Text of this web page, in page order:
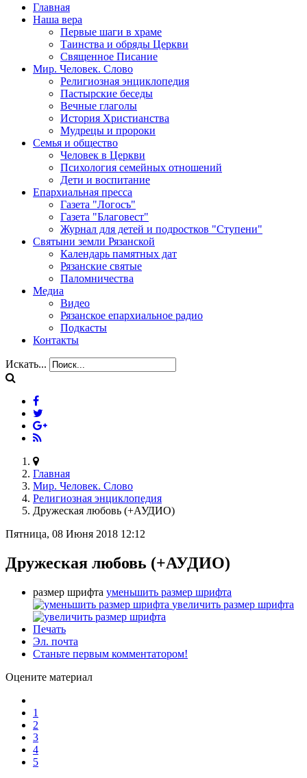
Главная
Наша вера
Первые шаги в храме
Таинства и обряды Церкви
Священное Писание
Мир. Человек. Слово
Религиозная энциклопедия
Пастырские беседы
Вечные глаголы
История Христианства
Мудрецы и пророки
Семья и общество
Человек в Церкви
Психология семейных отношений
Дети и воспитание
Епархиальная пресса
Газета "Логосъ"
Газета "Благовест"
Журнал для детей и подростков "Ступени"
Святыни земли Рязанской
Календарь памятных дат
Рязанские святые
Паломничества
Медиа
Видео
Рязанское епархиальное радио
Подкасты
Контакты
Искать...
Главная
Мир. Человек. Слово
Религиозная энциклопедия
Дружеская любовь (+АУДИО)
Пятница, 08 Июня 2018 12:12
Дружеская любовь (+АУДИО)
размер шрифта уменьшить размер шрифта
увеличить размер шрифта
Печать
Эл. почта
Станьте первым комментатором!
Оцените материал
1
2
3
4
5